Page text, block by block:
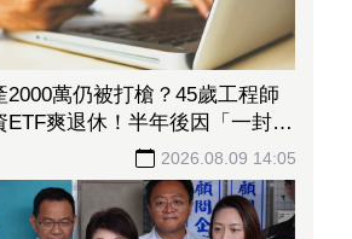
2000萬仍被打槍？45歲工程師
ETF爽退休！半年後因「一封
2026.08.09 14:05